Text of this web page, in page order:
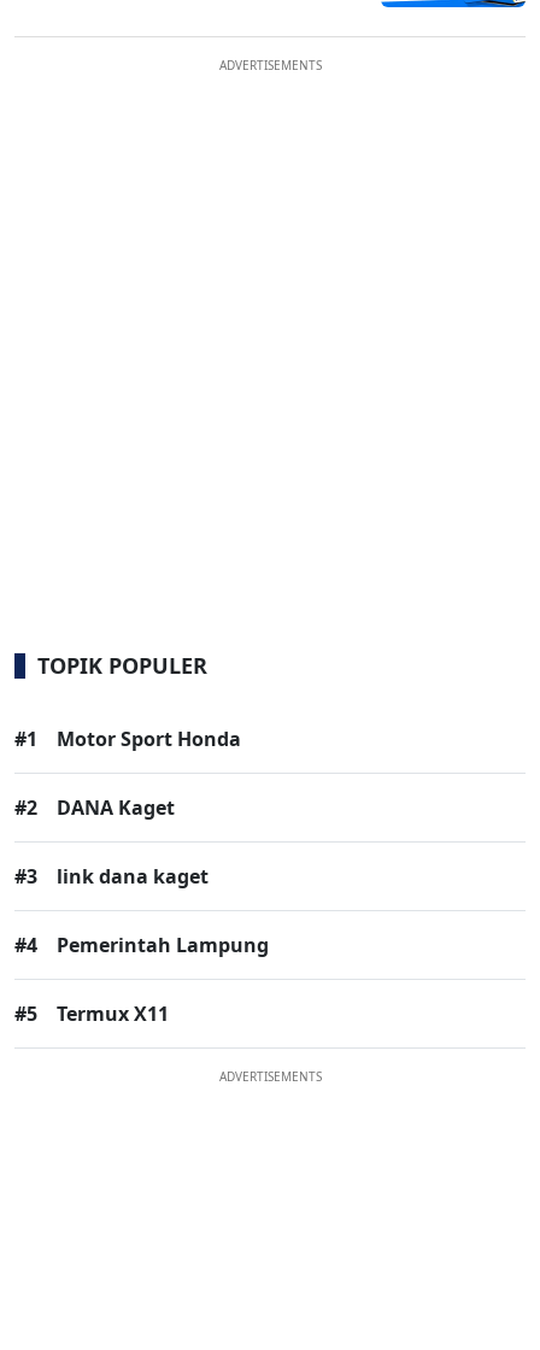
ADVERTISEMENTS
TOPIK POPULER
#1 Motor Sport Honda
#2 DANA Kaget
#3 link dana kaget
#4 Pemerintah Lampung
#5 Termux X11
ADVERTISEMENTS